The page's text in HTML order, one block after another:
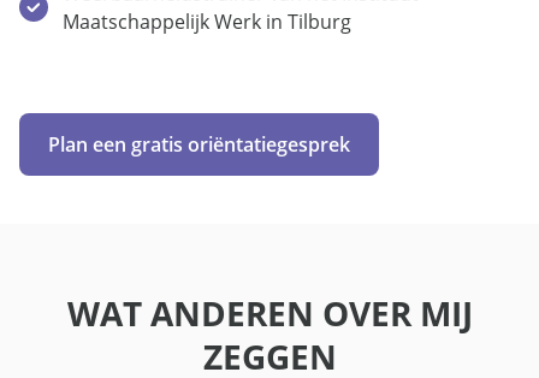
Maatschappelijk Werk in Tilburg
Plan een gratis oriëntatiegesprek
WAT ANDEREN OVER MIJ
ZEGGEN